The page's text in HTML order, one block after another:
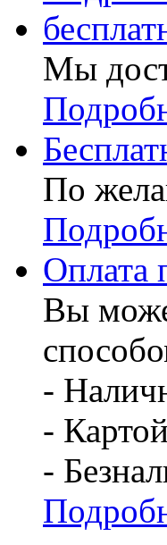
Мы
По
Оплата
Вы
-
- Картой
-